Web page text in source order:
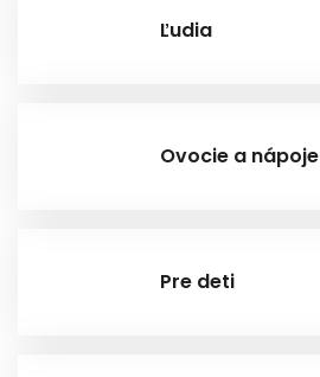
Ľudia
Ovocie a nápoje
Pre deti